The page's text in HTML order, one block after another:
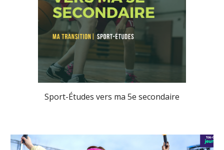
Sport-Études vers ma 5e secondaire